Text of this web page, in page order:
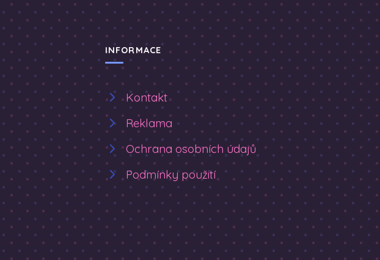
INFORMACE
Kontakt
Reklama
Ochrana osobních údajů
Podmínky použití